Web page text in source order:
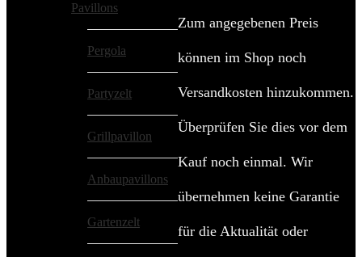
Pavillons
Pergola
Partyzelt
Grillpavillon
Anbaupavillons
Gartenzelt
Zum angegebenen Preis
können im Shop noch
Versandkosten hinzukommen.
Überprüfen Sie dies vor dem
Kauf noch einmal. Wir
übernehmen keine Garantie
für die Aktualität oder